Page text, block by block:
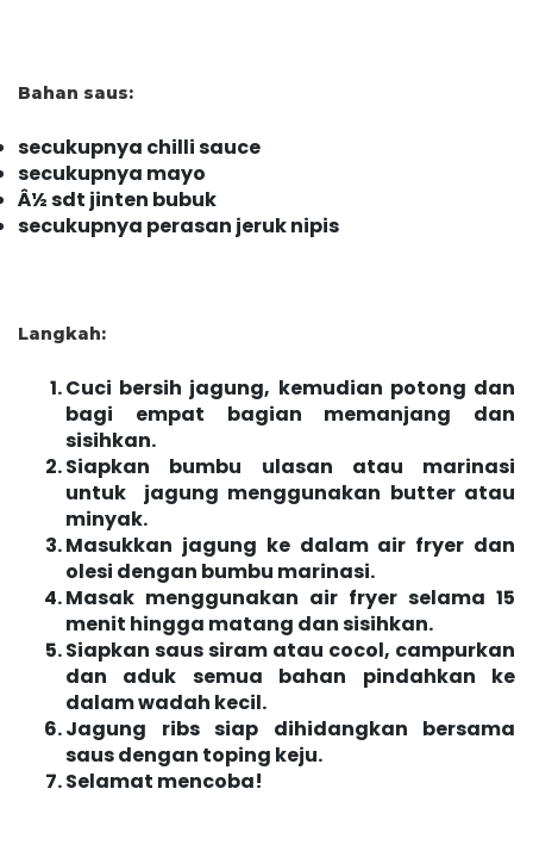
Bahan saus:
secukupnya chilli sauce
secukupnya mayo
Â½ sdt jinten bubuk
secukupnya perasan jeruk nipis
Langkah:
Cuci bersih jagung, kemudian potong dan
bagi empat bagian memanjang dan
sisihkan.
Siapkan bumbu ulasan atau marinasi
untuk jagung menggunakan butter atau
minyak.
Masukkan jagung ke dalam air fryer dan
olesi dengan bumbu marinasi.
Masak menggunakan air fryer selama 15
menit hingga matang dan sisihkan.
Siapkan saus siram atau cocol, campurkan
dan aduk semua bahan pindahkan ke
dalam wadah kecil.
Jagung ribs siap dihidangkan bersama
saus dengan toping keju.
Selamat mencoba!